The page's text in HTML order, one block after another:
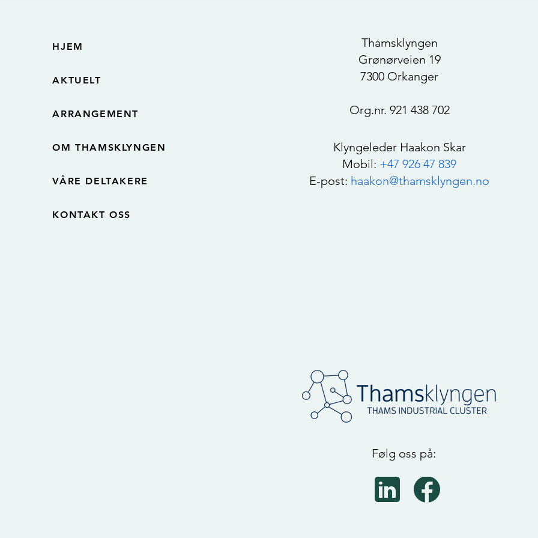
HJEM
AKTUELT
ARRANGEMENT
OM THAMSKLYNGEN
VÅRE DELTAKERE
KONTAKT OSS
Thamsklyngen
Grønørveien 19
7300 Orkanger
Org.nr. 921 438 702
Klyngeleder Haakon Skar
Mobil: +47 926 47 839
E-post: haakon@thamsklyngen.no
Følg oss på: